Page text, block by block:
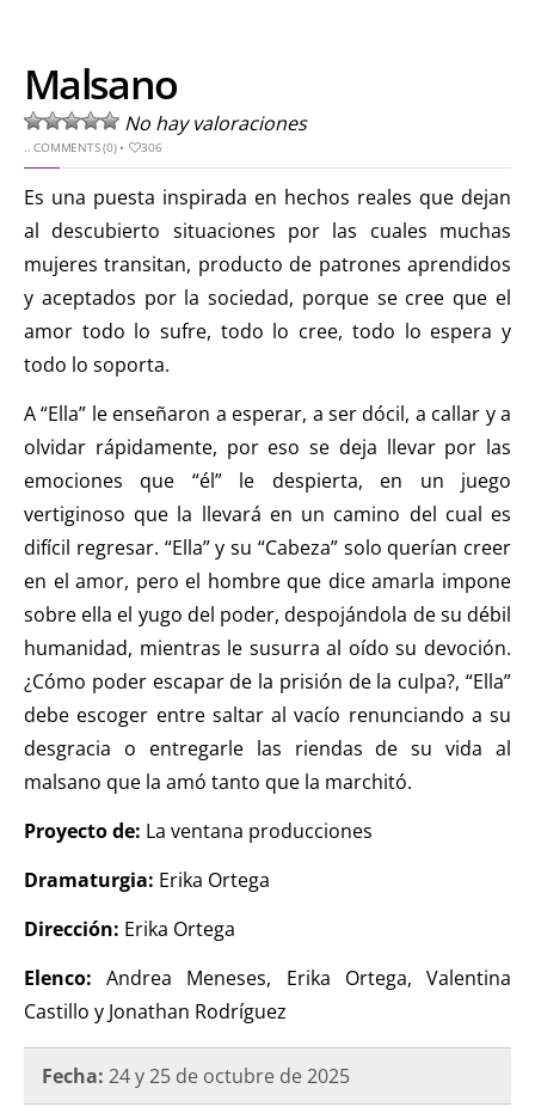
Malsano
No hay valoraciones
..COMMENTS (0)• 306
Es una puesta inspirada en hechos reales que dejan
al descubierto situaciones por las cuales muchas
mujeres transitan, producto de patrones aprendidos
y aceptados por la sociedad, porque se cree que el
amor todo lo sufre, todo lo cree, todo lo espera y
todo lo soporta.
A “Ella” le enseñaron a esperar, a ser dócil, a callar y a
olvidar rápidamente, por eso se deja llevar por las
emociones que “él” le despierta, en un juego
vertiginoso que la llevará en un camino del cual es
difícil regresar. “Ella” y su “Cabeza” solo querían creer
en el amor, pero el hombre que dice amarla impone
sobre ella el yugo del poder, despojándola de su débil
humanidad, mientras le susurra al oído su devoción.
¿Cómo poder escapar de la prisión de la culpa?, “Ella”
debe escoger entre saltar al vacío renunciando a su
desgracia o entregarle las riendas de su vida al
malsano que la amó tanto que la marchitó.
Proyecto de: La ventana producciones
Dramaturgia: Erika Ortega
Dirección: Erika Ortega
Elenco:Andrea Meneses, Erika Ortega, Valentina
Castillo y Jonathan Rodríguez
Fecha: 24 y 25 de octubre de 2025